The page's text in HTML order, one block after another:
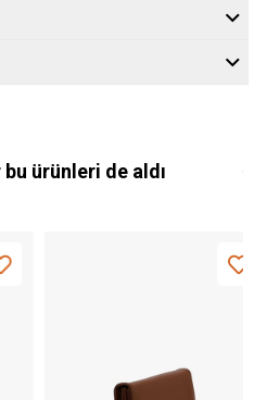
ürünleri de aldı